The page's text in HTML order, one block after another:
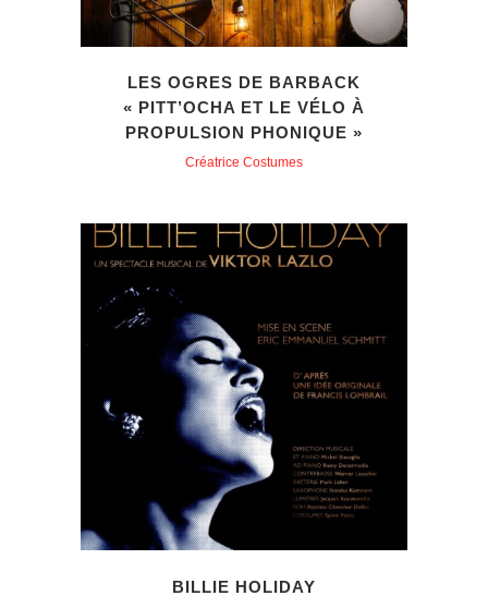
LES OGRES DE BARBACK
« PITT’OCHA ET LE VÉLO À
PROPULSION PHONIQUE »
Créatrice Costumes
BILLIE HOLIDAY